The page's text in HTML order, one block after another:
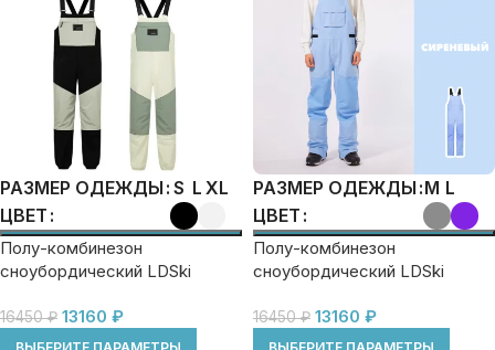
РАЗМЕР ОДЕЖДЫ S L XL
ЦВЕТ
Полу-комбинезон
сноубордический LDSki
16450₽ 13160 ₽
РАЗМЕР ОДЕЖДЫ M L
ЦВЕТ
Полу-комбинезон
сноубордический LDSki
16450₽ 13160 ₽